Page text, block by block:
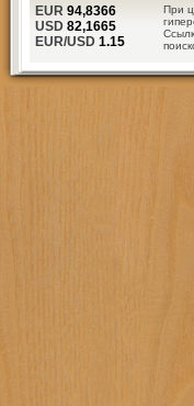
При
EUR 94,8366
USD 82,1665
EUR/USD 1.15